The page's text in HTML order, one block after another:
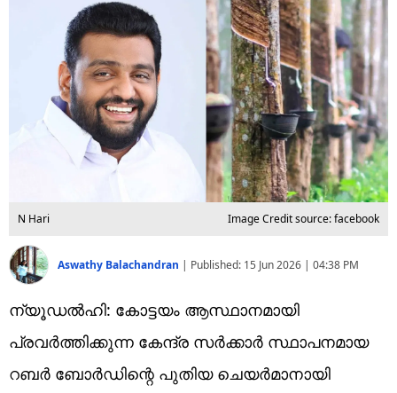
N Hari Image Credit source: facebook
Aswathy Balachandran | Published: 15 Jun 2026 | 04:38 PM
ന്യൂഡൽഹി: കോട്ടയം ആസ്ഥാനമായി
പ്രവർത്തിക്കുന്ന കേന്ദ്ര സർക്കാർ സ്ഥാപനമായ
റബർ ബോർഡിന്റെ പുതിയ ചെയർമാനായി